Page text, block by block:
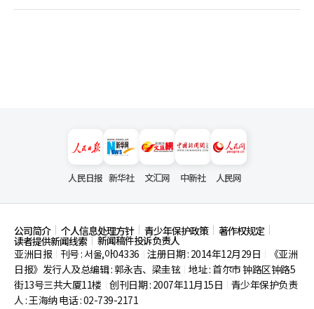
人民日报 新华社 文汇网 中新社 人民网
公司简介 个人信息处理方针 青少年保护政策 著作权规定
读者提供新闻线索
新闻稿件投诉负责人
亚洲日报
刊号 : 서울,아04336 注册日期 : 2014年12月29日
《亚洲
日报》发行人及总编辑 : 郭永吉、梁圭铉 地址 : 首尔市钟路区钟路5
街13号三共大厦11楼 创刊日期 : 2007年11月15日
青少年保护负责
人 : 王海纳 电话 : 02-739-2171